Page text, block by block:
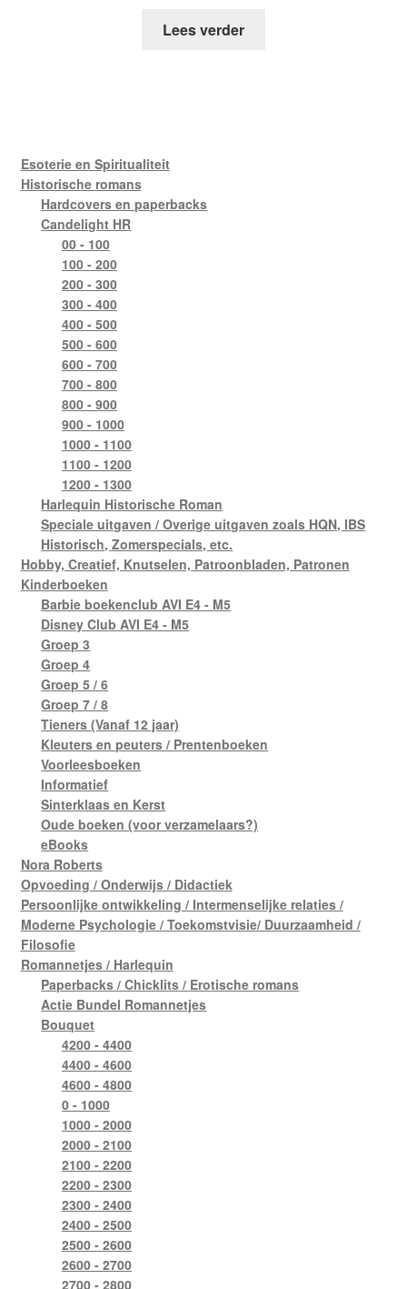
Lees verder
Esoterie en Spiritualiteit
Historische romans
Hardcovers en paperbacks
Candelight HR
00 - 100
100 - 200
200 - 300
300 - 400
400 - 500
500 - 600
600 - 700
700 - 800
800 - 900
900 - 1000
1000 - 1100
1100 - 1200
1200 - 1300
Harlequin Historische Roman
Speciale uitgaven / Overige uitgaven zoals HQN, IBS
Historisch, Zomerspecials, etc.
Hobby, Creatief, Knutselen, Patroonbladen, Patronen
Kinderboeken
Barbie boekenclub AVI E4 - M5
Disney Club AVI E4 - M5
Groep 3
Groep 4
Groep 5 / 6
Groep 7 / 8
Tieners (Vanaf 12 jaar)
Kleuters en peuters / Prentenboeken
Voorleesboeken
Informatief
Sinterklaas en Kerst
Oude boeken (voor verzamelaars?)
eBooks
Nora Roberts
Opvoeding / Onderwijs / Didactiek
Persoonlijke ontwikkeling / Intermenselijke relaties /
Moderne Psychologie / Toekomstvisie/ Duurzaamheid /
Filosofie
Romannetjes / Harlequin
Paperbacks / Chicklits / Erotische romans
Actie Bundel Romannetjes
Bouquet
4200 - 4400
4400 - 4600
4600 - 4800
0 - 1000
1000 - 2000
2000 - 2100
2100 - 2200
2200 - 2300
2300 - 2400
2400 - 2500
2500 - 2600
2600 - 2700
2700 - 2800